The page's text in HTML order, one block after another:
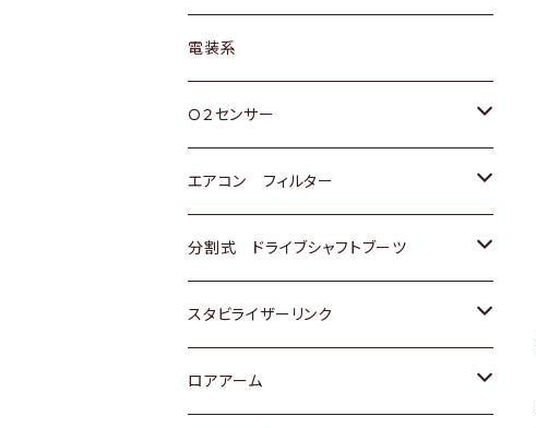
日野
三菱
スバル
マツダ
三菱
スバル
日産
ダイハツ
マツダ
三菱
スバル
スズキ
ダイハツ
三菱
スバル
トヨタ
ホンダ
スズキ
日産
いすゞ
ダイハツ
電装系
Ｏ２センサー
トヨタ
ホンダ
スズキ
日産
エアコン フィルター
トヨタ
ホンダ
スズキ
分割式 ドライブシャフトブーツ
トヨタ
ホンダ
スタビライザーリンク
トヨタ
ロアアーム